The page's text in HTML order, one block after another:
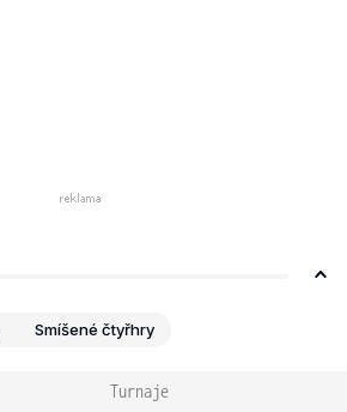
Smíšené čtyřhry
Turnaje